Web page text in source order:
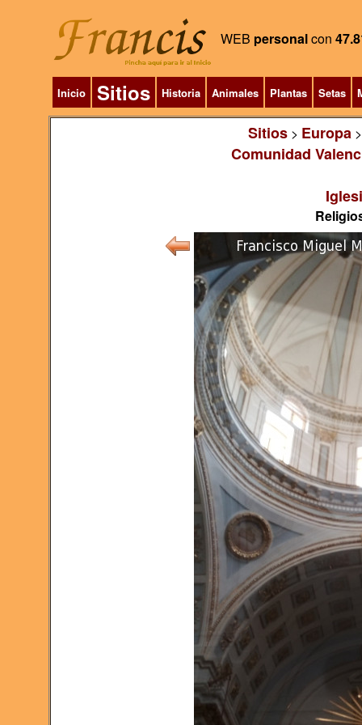
WEB personalcon
Inicio Sitios Historia Animales Plantas Setas
Sitios> Europa
Comunidad